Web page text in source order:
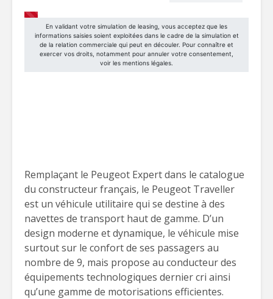
Remplaçant le Peugeot Expert dans le catalogue
du constructeur français, le Peugeot Traveller
est un véhicule utilitaire qui se destine à des
navettes de transport haut de gamme. D’un
design moderne et dynamique, le véhicule mise
surtout sur le confort de ses passagers au
nombre de 9, mais propose au conducteur des
équipements technologiques dernier cri ainsi
qu’une gamme de motorisations efficientes.